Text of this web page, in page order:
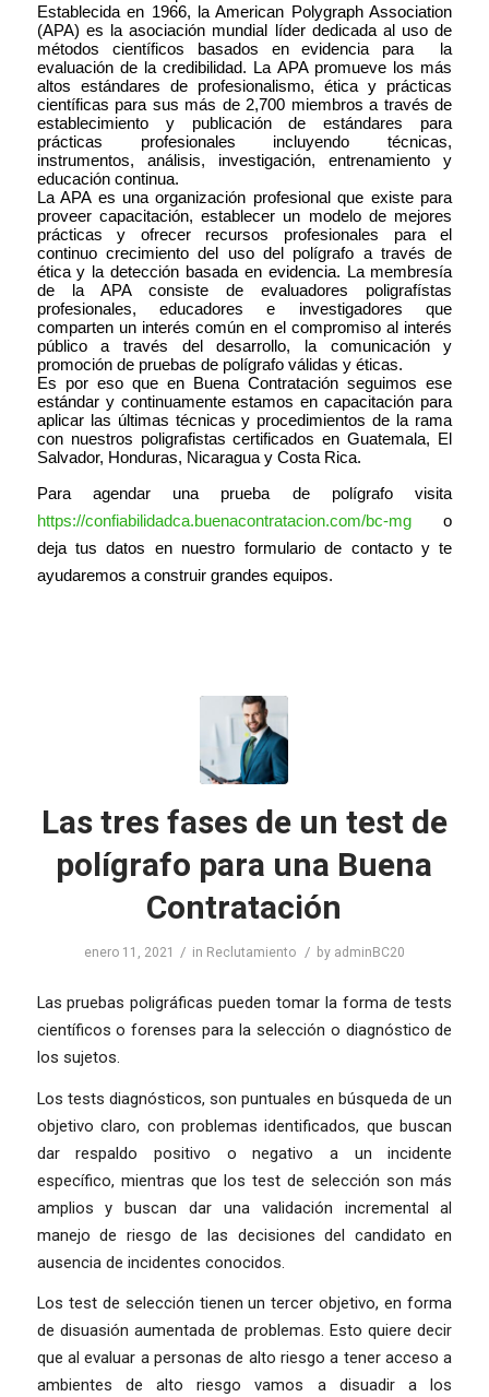
Establecida en 1966, la American Polygraph Association
(APA) es la asociación mundial líder dedicada al uso de
métodos científicos basados en evidencia para  la
evaluación de la credibilidad. La APA promueve los más
altos estándares de profesionalismo, ética y prácticas
científicas para sus más de 2,700 miembros a través de
establecimiento y publicación de estándares para
prácticas profesionales incluyendo técnicas,
instrumentos, análisis, investigación, entrenamiento y
educación continua.
La APA es una organización profesional que existe para
proveer capacitación, establecer un modelo de mejores
prácticas y ofrecer recursos profesionales para el
continuo crecimiento del uso del polígrafo a través de
ética y la detección basada en evidencia. La membresía
de la APA consiste de evaluadores poligrafístas
profesionales, educadores e investigadores que
comparten un interés común en el compromiso al interés
público a través del desarrollo, la comunicación y
promoción de pruebas de polígrafo válidas y éticas.
Es por eso que en Buena Contratación seguimos ese
estándar y continuamente estamos en capacitación para
aplicar las últimas técnicas y procedimientos de la rama
con nuestros poligrafistas certificados en Guatemala, El
Salvador, Honduras, Nicaragua y Costa Rica.
Para agendar una prueba de polígrafo visita
https://confiabilidadca.buenacontratacion.com/bc-mg o
deja tus datos en nuestro formulario de contacto y te
ayudaremos a construir grandes equipos.
Las tres fases de un test de
polígrafo para una Buena
Contratación
enero 11, 2021 / in Reclutamiento / by adminBC20
Las pruebas poligráficas pueden tomar la forma de tests
científicos o forenses para la selección o diagnóstico de
los sujetos.
Los tests diagnósticos, son puntuales en búsqueda de un
objetivo claro, con problemas identificados, que buscan
dar respaldo positivo o negativo a un incidente
específico, mientras que los test de selección son más
amplios y buscan dar una validación incremental al
manejo de riesgo de las decisiones del candidato en
ausencia de incidentes conocidos.
Los test de selección tienen un tercer objetivo, en forma
de disuasión aumentada de problemas. Esto quiere decir
que al evaluar a personas de alto riesgo a tener acceso a
ambientes de alto riesgo vamos a disuadir a los